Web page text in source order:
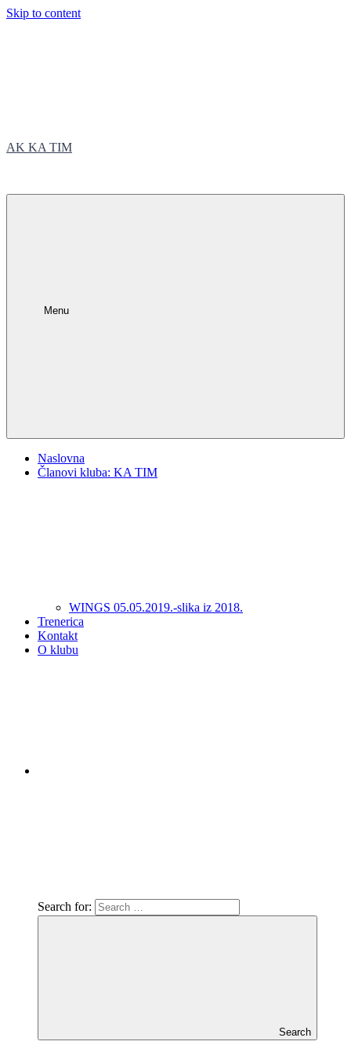
Skip to content
AK KA TIM
Menu
Naslovna
Članovi kluba: KA TIM
WINGS 05.05.2019.-slika iz 2018.
Trenerica
Kontakt
O klubu
Search for:
Search